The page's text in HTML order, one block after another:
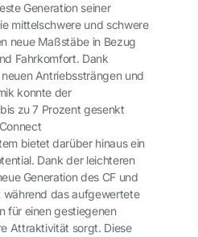
Generation seiner
mittelschwere und schwere
neue Maßstäbe in Bezug
Fahrkomfort. Dank
Antriebssträngen und
konnte der
zu 7 Prozent gesenkt
bietet darüber hinaus ein
Dank der leichteren
Generation des CF und
während das aufgewertete
für einen gestiegenen
Attraktivität sorgt. Diese